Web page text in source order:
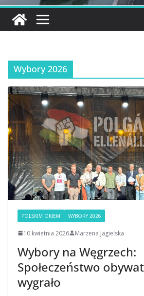
Wybory 2026
POLSKIM OKIEM WYBORY 2026
10 kwietnia 2026 Marzena Jagielska
Wybory na Węgrzech:
Społeczeństwo
wygrało